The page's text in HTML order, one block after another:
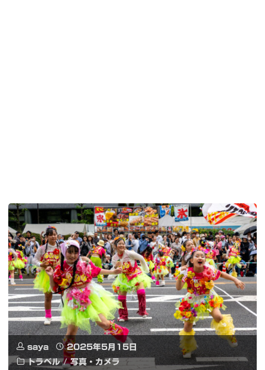
saya
2025年5月15日
トラベル / 写真・カメラ